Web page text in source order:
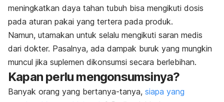
meningkatkan daya tahan tubuh bisa mengikuti dosis
pada aturan pakai yang tertera pada produk.
Namun, utamakan untuk selalu mengikuti saran medis
dari dokter. Pasalnya, ada dampak buruk yang mungkin
muncul jika suplemen dikonsumsi secara berlebihan.
Kapan perlu mengonsumsinya?
Banyak orang yang bertanya-tanya, siapa yang